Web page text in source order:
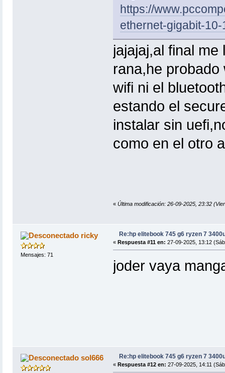
https://
ethernet-gigabit-
jajajaj,al final
rana,he
wifi ni el
estando el
instalar sin
como en el otro
« Última modificación: 26-09-2025, 23:32
ricky
Mensajes: 71
Re:hp elitebook 745 g6 ryzen 7
« Respuesta #11 en: 27-09-2025, 13:12
joder vaya
sol666 Re:hp elitebook 745 g6 ryzen 7
« Respuesta #12 en: 27-09-2025, 14:11